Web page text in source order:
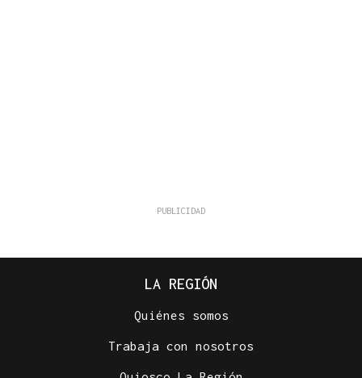
LA REGIÓN
Quiénes somos
Trabaja con nosotros